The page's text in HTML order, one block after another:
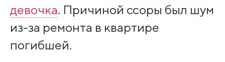
девочка. Причиной ссоры был шум
из-за ремонта в квартире
погибшей.